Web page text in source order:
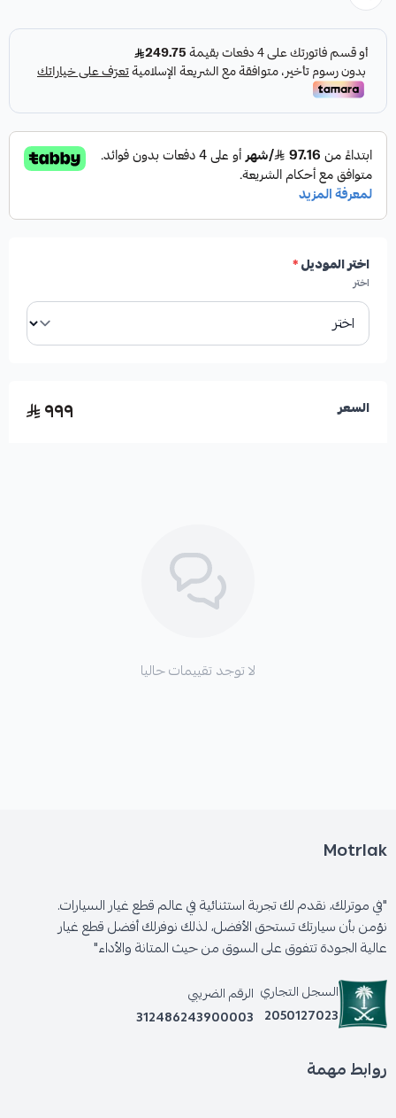
سيارتك.
المواصفات المتوافقة:
يوكن دينالي
اسكاليد
سوبربان
الهيدروليك.
✅ يضمن استعادة أداء نظام التعليق بكفاءة.
الأعطال المحتملة عند تلف القطعة:
اختر الموديل*
اختر
السعر ٩٩٩
لا توجد تقييمات حاليا
Motrlak
"في موترلك، نقدم لك تجربة استثنائية في عالم قطع غيار السيارات.
نؤمن بأن سيارتك تستحق الأفضل، لذلك نوفرلك أفضل قطع غيار
عالية الجودة تتفوق على السوق من حيث المتانة والأداء"
السجل التجاري
2050127023
الرقم الضريبي
312486243900003
روابط مهمة